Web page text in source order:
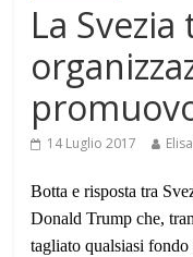
La
14 Luglio 2017
Botta e risposta tra
Donald Trump che,
tagliato qualsiasi